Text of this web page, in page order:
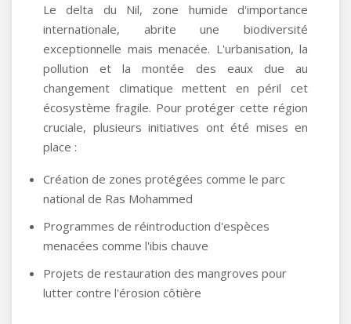
Le delta du Nil, zone humide d'importance
internationale, abrite une biodiversité
exceptionnelle mais menacée. L'urbanisation, la
pollution et la montée des eaux due au
changement climatique mettent en péril cet
écosystème fragile. Pour protéger cette région
cruciale, plusieurs initiatives ont été mises en
place :
Création de zones protégées comme le parc
national de Ras Mohammed
Programmes de réintroduction d'espèces
menacées comme l'ibis chauve
Projets de restauration des mangroves pour
lutter contre l'érosion côtière